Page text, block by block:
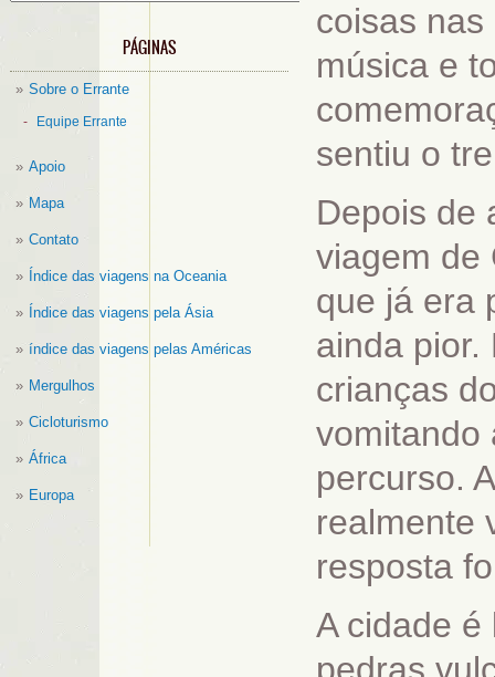
PÁGINAS
Sobre o Errante
Equipe Errante
Apoio
Mapa
Contato
Índice das viagens na Oceania
Índice das viagens pela Ásia
índice das viagens pelas Américas
Mergulhos
Cicloturismo
África
Europa
coisas
música e
sentiu o
Depois de
viagem de
que já era
ainda pior.
crianças
vomitando
percurso.
realmente
resposta
A cidade